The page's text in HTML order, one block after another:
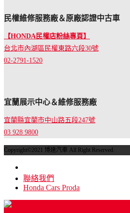
民權維修服務廠＆原廠認證中古車
【HONDA民權店粉絲專頁】
台北市內湖區民權東路六段30號
02-2791-1520
宜蘭展示中心＆維修服務廠
宜蘭縣宜蘭市中山路五段247號
03 928 9800
Copyright©2021 博達汽車 All Right Reserved.
聯絡我們
Honda Cars Proda